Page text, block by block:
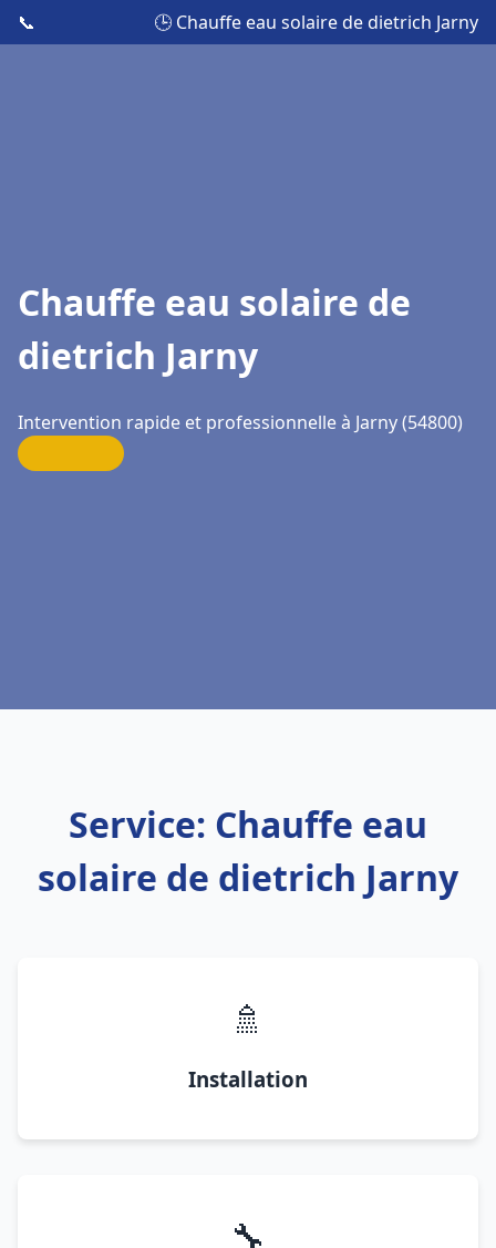
📞 🕒 Chauffe eau solaire de dietrich Jarny
Chauffe eau solaire de
dietrich Jarny
Intervention rapide et professionnelle à Jarny (54800)
Service: Chauffe eau
solaire de dietrich Jarny
🚿
Installation
🔧